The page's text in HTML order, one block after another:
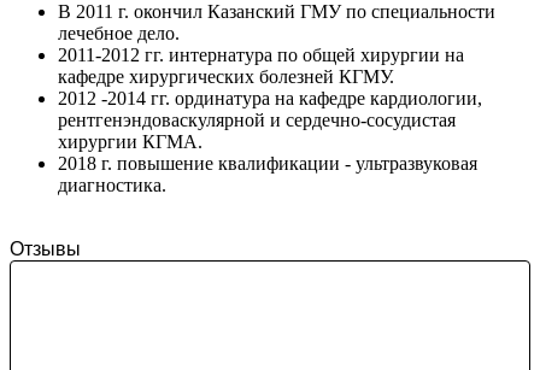
В 2011 г. окончил Казанский ГМУ по специальности
лечебное дело.
2011-2012 гг. интернатура по общей хирургии на
кафедре хирургических болезней КГМУ.
2012 -2014 гг. ординатура на кафедре кардиологии,
рентгенэндоваскулярной и сердечно-сосудистая
хирургии КГМА.
2018 г. повышение квалификации - ультразвуковая
диагностика.
Отзывы